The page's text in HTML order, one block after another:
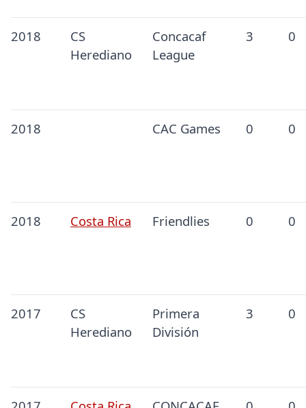
2018
CS
Herediano
Concacaf
League
3 0
2018 CAC Games 0 0
2018 Costa Rica Friendlies 0 0
2017
CS
Herediano
Primera
División
3 0